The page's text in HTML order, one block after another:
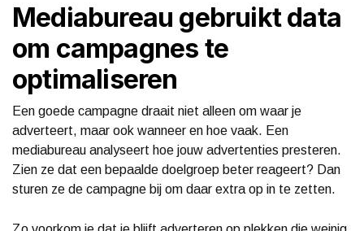
Mediabureau gebruikt data
om campagnes te
optimaliseren
Een goede campagne draait niet alleen om waar je
adverteert, maar ook wanneer en hoe vaak. Een
mediabureau analyseert hoe jouw advertenties presteren.
Zien ze dat een bepaalde doelgroep beter reageert? Dan
sturen ze de campagne bij om daar extra op in te zetten.